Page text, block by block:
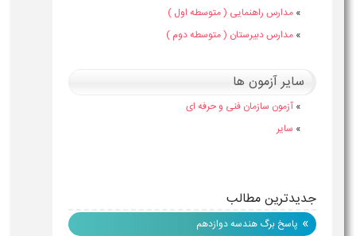
» مدارس راهنمایی ( متوسطه اول )
» مدارس دبیرستان ( متوسطه دوم )
سایر آزمون ها
» آزمون سازمان فنی و حرفه ای
» سایر
جدیدترین مطالب
» پاسخ برگ هندسه دوازدهم